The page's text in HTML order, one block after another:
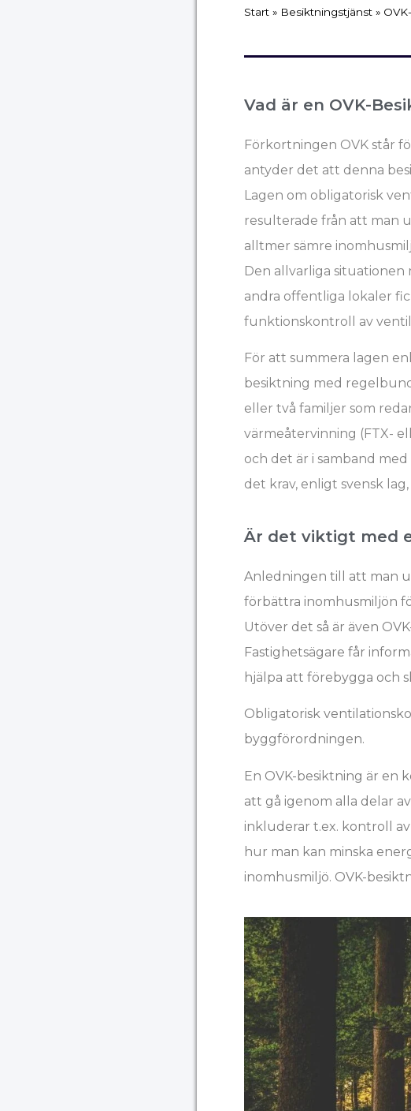
Start » Besiktningstjänst »
Vad är en OVK-
Förkortningen OVK står
antyder det att denna
Lagen om obligatorisk
resulterade från att man
alltmer sämre
Den allvarliga
andra offentliga lokaler
funktionskontroll av
För att summera lagen
besiktning med
eller två familjer som
värmeåtervinning (FTX-
och det är i samband
det krav, enligt svensk
Är det viktigt med
Anledningen till att man
förbättra inomhusmiljön
Utöver det så är även
Fastighetsägare får
hjälpa att förebygga och
Obligatorisk
byggförordningen.
En OVK-besiktning är en
att gå igenom alla delar
inkluderar t.ex. kontroll
hur man kan minska
inomhusmiljö. OVK-